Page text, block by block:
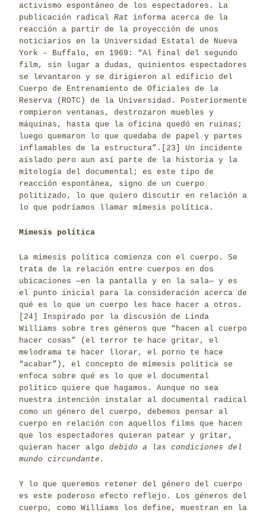
activismo espontáneo de los espectadores. La
publicación radical Rat informa acerca de la
reacción a partir de la proyección de unos
noticiarios en la Universidad Estatal de Nueva
York – Buffalo, en 1969: “Al final del segundo
film, sin lugar a dudas, quinientos espectadores
se levantaron y se dirigieron al edificio del
Cuerpo de Entrenamiento de Oficiales de la
Reserva (ROTC) de la Universidad. Posteriormente
rompieron ventanas, destrozaron muebles y
máquinas, hasta que la oficina quedó en ruinas;
luego quemaron lo que quedaba de papel y partes
inflamables de la estructura”. [23]
Un incidente
aislado pero aun así parte de la historia y la
mitología del documental; es este tipo de
reacción espontánea, signo de un cuerpo
politizado, lo que quiero discutir en relación a
lo que podríamos llamar mímesis política.
Mímesis política
La mímesis política comienza con el cuerpo. Se
trata de la relación entre cuerpos en dos
ubicaciones ─en la pantalla y en la sala─ y es
el punto inicial para la consideración acerca de
qué es lo que un cuerpo les hace hacer a otros.
[24]
Inspirado por la discusión de Linda
Williams sobre tres géneros que “hacen al cuerpo
hacer cosas” (el terror te hace gritar, el
melodrama te hacer llorar, el porno te hace
“acabar”), el concepto de mímesis política se
enfoca sobre qué es lo que el documental
político quiere que hagamos. Aunque no sea
nuestra intención instalar al documental radical
como un género del cuerpo, debemos pensar al
cuerpo en relación con aquellos films que hacen
que los espectadores quieran patear y gritar,
quieran hacer algo debido a las condiciones del
mundo circundante.
Y lo que queremos retener del género del cuerpo
es este poderoso efecto reflejo. Los géneros del
cuerpo, como Williams los define, muestran en la